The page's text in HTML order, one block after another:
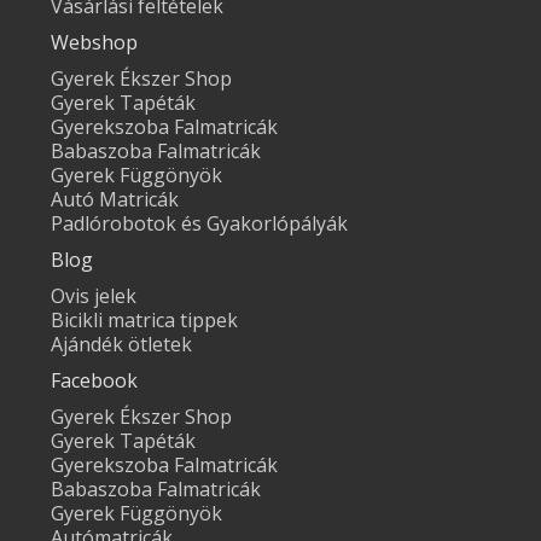
Vásárlási feltételek
Webshop
Gyerek Ékszer Shop
Gyerek Tapéták
Gyerekszoba Falmatricák
Babaszoba Falmatricák
Gyerek Függönyök
Autó Matricák
Padlórobotok és Gyakorlópályák
Blog
Ovis jelek
Bicikli matrica tippek
Ajándék ötletek
Facebook
Gyerek Ékszer Shop
Gyerek Tapéták
Gyerekszoba Falmatricák
Babaszoba Falmatricák
Gyerek Függönyök